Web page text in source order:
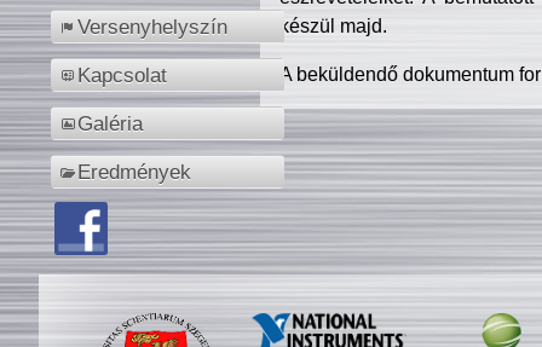
Versenyhelyszín
Kapcsolat
Galéria
Eredmények
készül majd.
A beküldendő dokumentum